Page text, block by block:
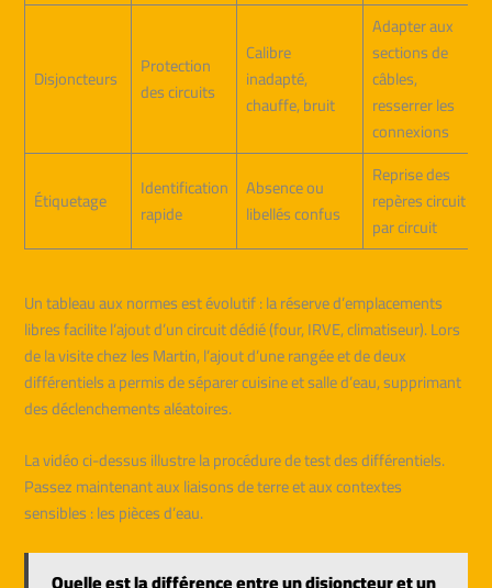
Disjoncteurs
Protection
des circuits
Calibre
inadapté,
chauffe, bruit
Adapter aux
sections de
câbles,
resserrer les
connexions
Étiquetage
Identification
rapide
Absence ou
libellés confus
Reprise des
repères circuit
par circuit
Un tableau aux normes est évolutif : la réserve d’emplacements
libres facilite l’ajout d’un circuit dédié (four, IRVE, climatiseur). Lors
de la visite chez les Martin, l’ajout d’une rangée et de deux
différentiels a permis de séparer cuisine et salle d’eau, supprimant
des déclenchements aléatoires.
La vidéo ci-dessus illustre la procédure de test des différentiels.
Passez maintenant aux liaisons de terre et aux contextes
sensibles : les pièces d’eau.